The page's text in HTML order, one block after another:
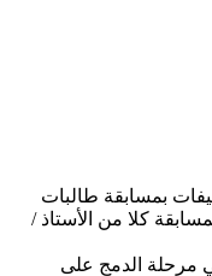
المنهجيه لطالبات الدمج الكفيفات بمسابقة طالبات
كلا من الأستاذ /
مرحلة الدمج على